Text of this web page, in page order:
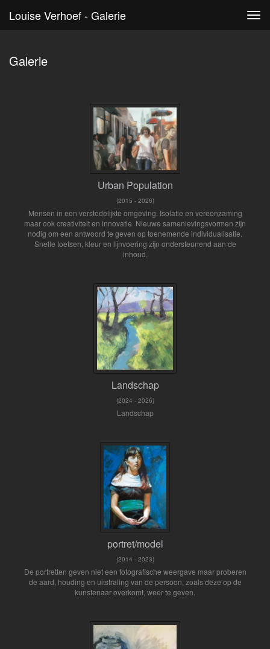
Louise Verhoef - Galerie
Galerie
Urban Population
(2015 - 2026)
Mensen in een verstedelijkte omgeving. Isolatie en vereenzaming
maar ook creativiteit en innovatie. Nieuwe samenlevingsvormen zijn
nodig om een antwoord te geven op toenemende individualisatie.
Snelle toetsen, kleur en lijnvoering zijn ondersteunend aan de
inhoud.
Landschap
(2024 - 2026)
Landschap
portret/model
(2014 - 2023)
De portretten geven niet een fotografische weergave maar proberen
de aard, houding en uitstraling van de persoon, zoals deze op de
kunstenaar overkomt, weer te geven.